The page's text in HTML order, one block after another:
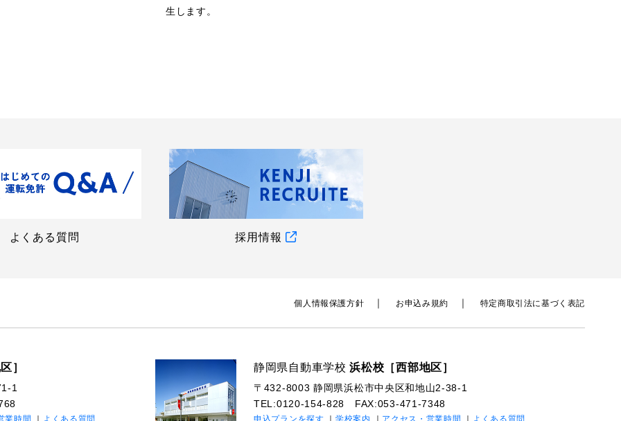
生します。
よくある質問 採用情報
個⼈情報保護⽅針 お申込み規約 特定商取引法に基づく表記
］
1
業時間 よくある質問
静岡県自動車学校浜松校［西部地区］
〒432-8003 静岡県浜松市中央区和地山2-38-1
TEL:0120-154-828 FAX:053-471-7348
申込プランを探す 学校案内 アクセス・営業時間 よくある質問